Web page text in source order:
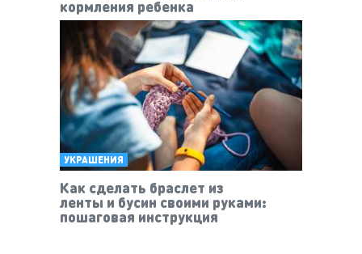
кормления ребенка
УКРАШЕНИЯ
Как сделать браслет из
ленты и бусин своими руками:
пошаговая инструкция